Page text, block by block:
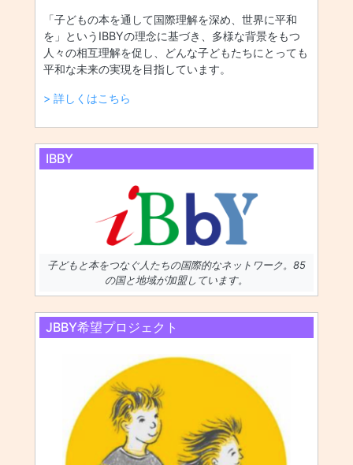
「子どもの本を通して国際理解を深め、世界に平和
を」というIBBYの理念に基づき、多様な背景をもつ
人々の相互理解を促し、どんな子どもたちにとっても
平和な未来の実現を目指しています。
> 詳しくはこちら
IBBY
子どもと本をつなぐ人たちの国際的なネットワーク。85
の国と地域が加盟しています。
JBBY希望プロジェクト